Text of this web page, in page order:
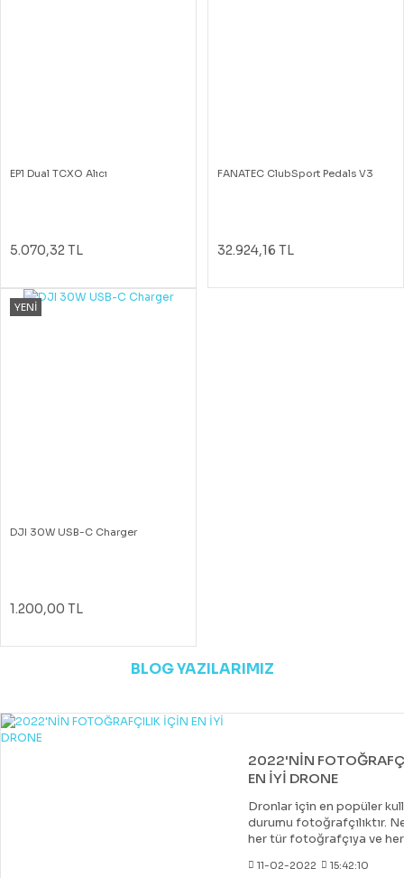
EP1 Dual TCXO Alıcı
5.070,32 TL
FANATEC ClubSport Pedals V3
32.924,16 TL
YENİ
DJI 30W USB-C Charger
1.200,00 TL
BLOG YAZILARIMIZ
2022'NİN
EN İYİ DRONE
Dronlar için en popüler
durumu fotoğrafçılıktır.
her tür fotoğrafçıya ve
drone, DJI tarafından
11-02-2022 15:42:10